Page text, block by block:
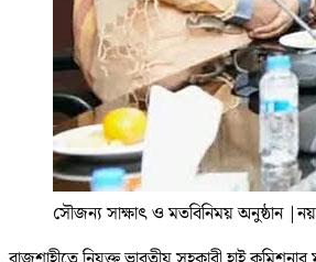
সৌজন্য সাক্ষাৎ ও মতবিনিময় অনুষ্ঠান |